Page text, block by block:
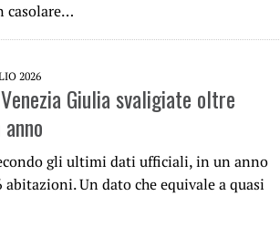
casolare…
2026
Giulia svaligiate oltre
gli ultimi dati ufficiali, in un anno
Un dato che equivale a quasi